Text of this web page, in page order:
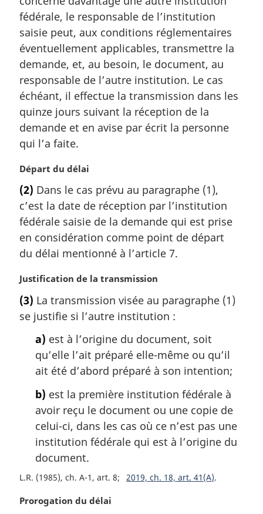
a
g
i
n
a
e
:
fédérale, le responsable de l’institution
saisie peut, aux conditions réglementaires
éventuellement applicables, transmettre la
demande, et, au besoin, le document, au
responsable de l’autre institution. Le cas
échéant, il effectue la transmission dans les
quinze jours suivant la réception de la
demande et en avise par écrit la personne
qui l’a faite.
N
t
e
m
a
g
n
a
e
Départ du délai
(2) Dans le cas prévu au paragraphe (1),
c’est la date de réception par l’institution
fédérale saisie de la demande qui est prise
en considération comme point de départ
du délai mentionné à l’article 7.
N
t
e
Justification de la transmission
(3) La transmission visée au paragraphe (1)
se justifie si l’autre institution :
a) est à l’origine du document, soit
qu’elle l’ait préparé elle-même ou qu’il
ait été d’abord préparé à son intention;
b) est la première institution fédérale à
avoir reçu le document ou une copie de
celui-ci, dans les cas où ce n’est pas une
institution fédérale qui est à l’origine du
document.
L.R. (1985), ch. A-1, art. 8 2019, ch. 18, art. 41(A)
N
Prorogation du délai